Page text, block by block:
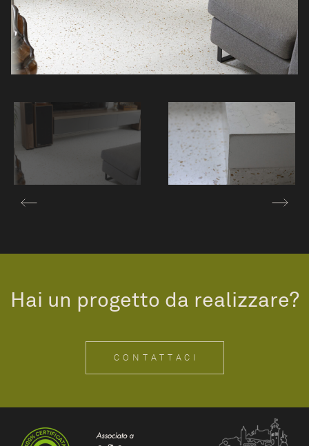
Hai un progetto da realizzare?
CONTATTACI